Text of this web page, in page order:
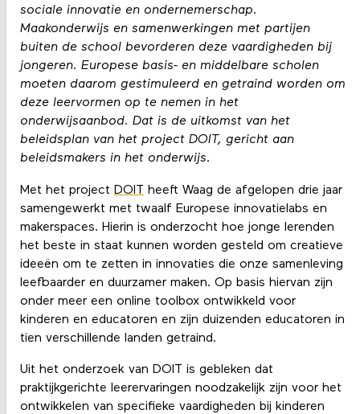
sociale innovatie en ondernemerschap.
Maakonderwijs en samenwerkingen met partijen
buiten de school bevorderen deze vaardigheden bij
jongeren. Europese basis- en middelbare scholen
moeten daarom gestimuleerd en getraind worden om
deze leervormen op te nemen in het
onderwijsaanbod. Dat is de uitkomst van het
beleidsplan van het project DOIT, gericht aan
beleidsmakers in het onderwijs.
Met het project DOIT heeft Waag de afgelopen drie jaar
samengewerkt met twaalf Europese innovatielabs en
makerspaces. Hierin is onderzocht hoe jonge lerenden
het beste in staat kunnen worden gesteld om creatieve
ideeën om te zetten in innovaties die onze samenleving
leefbaarder en duurzamer maken. Op basis hiervan zijn
onder meer een online toolbox ontwikkeld voor
kinderen en educatoren en zijn duizenden educatoren in
tien verschillende landen getraind.
Uit het onderzoek van DOIT is gebleken dat
praktijkgerichte leerervaringen noodzakelijk zijn voor het
ontwikkelen van specifieke vaardigheden bij kinderen